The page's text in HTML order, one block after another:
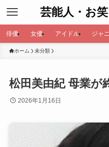
芸能人・お
俳優 女優 アイドル ジャ
ホーム 未分類
松田美由紀 母業が
2026年1月16日